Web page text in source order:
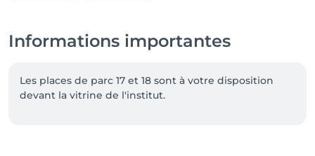
Informations importantes
Les places de parc 17 et 18 sont à votre disposition
devant la vitrine de l'institut.